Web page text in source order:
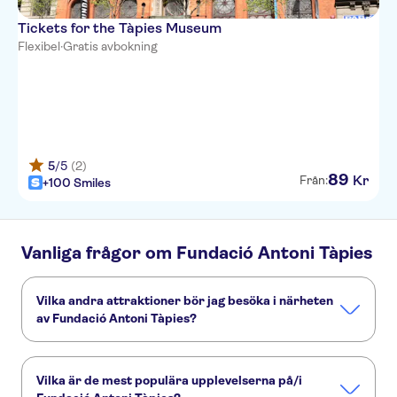
Tickets for the Tàpies Museum
Flexibel·Gratis avbokning
5/5 (2)
+100 Smiles
Från:89 Kr
Vanliga frågor om Fundació Antoni Tàpies
Vilka andra attraktioner bör jag besöka i närheten
av Fundació Antoni Tàpies?
Sagrada Família Park Güell
Vilka är de mest populära upplevelserna på/i